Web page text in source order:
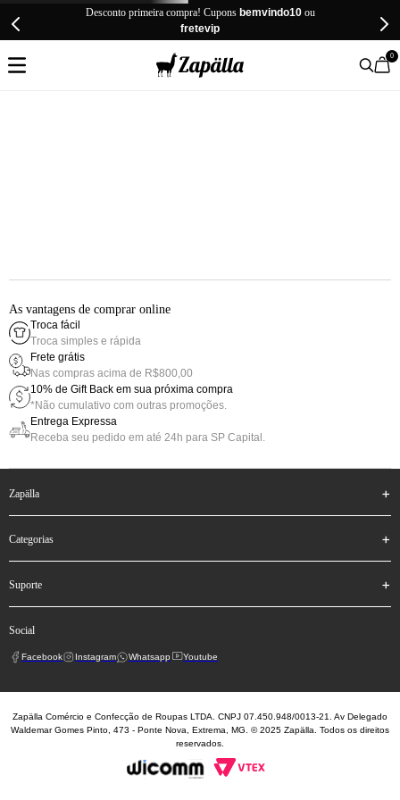
Desconto primeira compra! Cupons bemvindo10ou
fretevip
0
As vantagens de comprar online
Troca fácil
Troca simples e rápida
Frete grátis
Nas compras acima de R$800,00
10% de Gift Back em sua próxima compra
*Não cumulativo com outras promoções.
Entrega Expressa
Receba seu pedido em até 24h para SP Capital.
zapälla
categorias
suporte
social
Facebook Instagram Whatsapp Youtube
Zapälla Comércio e Confecção de Roupas LTDA. CNPJ 07.450.948/0013-21. Av Delegado
Waldemar Gomes Pinto, 473 - Ponte Nova, Extrema, MG. © 2025 Zapälla. Todos os direitos
reservados.